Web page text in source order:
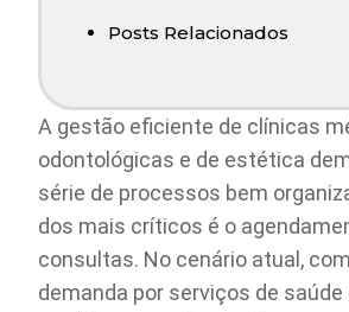
Posts Relacionados
A gestão eficiente de clínicas
odontológicas e de estética
série de processos bem
dos mais críticos é o
consultas. No cenário atual,
demanda por serviços de